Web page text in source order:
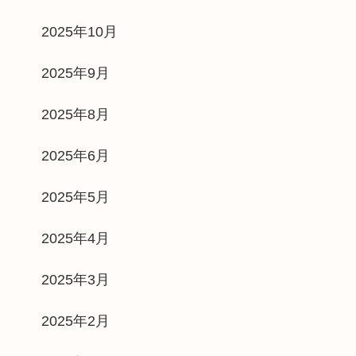
2025年10月
2025年9月
2025年8月
2025年6月
2025年5月
2025年4月
2025年3月
2025年2月